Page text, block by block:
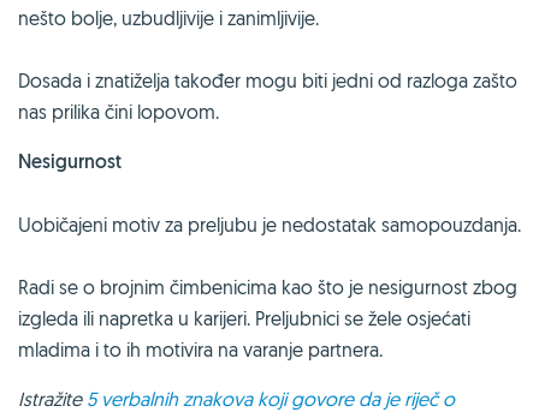
nešto bolje, uzbudljivije i zanimljivije.
Dosada i znatiželja također mogu biti jedni od razloga zašto
nas prilika čini lopovom.
Nesigurnost
Uobičajeni motiv za preljubu je nedostatak samopouzdanja.
Radi se o brojnim čimbenicima kao što je nesigurnost zbog
izgleda ili napretka u karijeri. Preljubnici se žele osjećati
mladima i to ih motivira na varanje partnera.
Istražite 5 verbalnih znakova koji govore da je riječ o